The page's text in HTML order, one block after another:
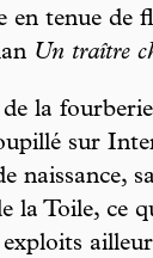
en tenue de
Un traître
la
sur
naissance,
la Toile, ce
exploits